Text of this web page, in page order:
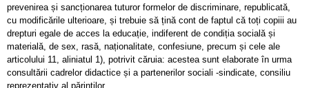
prevenirea și sancționarea tuturor formelor de discriminare, republicată,
cu modificările ulterioare, și trebuie să țină cont de faptul că toți copiii au
drepturi egale de acces la educație, indiferent de condiția socială și
materială, de sex, rasă, naționalitate, confesiune, precum și cele ale
articolului 11, aliniatul 1), potrivit căruia: acestea sunt elaborate în urma
consultării cadrelor didactice și a partenerilor sociali -sindicate, consiliu
reprezentativ al părinților.